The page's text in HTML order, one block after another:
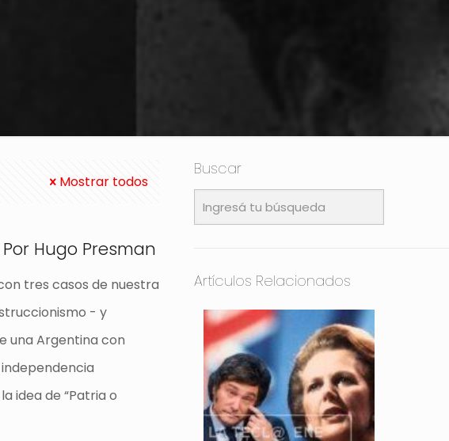
Mostrar todos
Hugo Presman
tres casos de nuestra
- y
una Argentina con
idea de “Patria o
Buscar
Artículos Relacionados